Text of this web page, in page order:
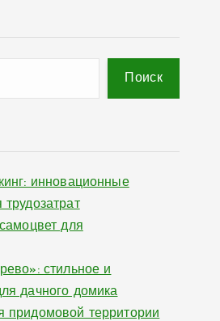
Поиск
инновационные
для
стильное и
дачного домика
придомовой территории